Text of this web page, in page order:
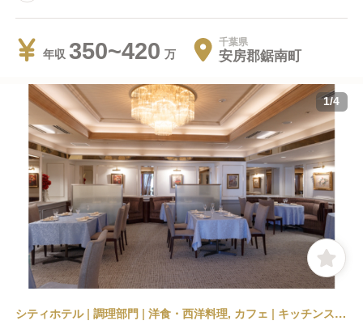
年収 350~420 千葉県
安房郡鋸南町
1/4
シティホテル | 調理部門 | 洋食・西洋料理, カフェ | キッチンスタッフ | パレスホテル大宮 オープニング案件のため未定